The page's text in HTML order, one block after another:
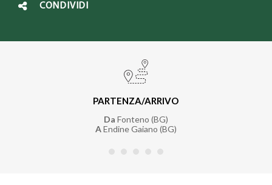
CONDIVIDI
PARTENZA/ARRIVO
Da Fonteno (BG)
AEndine Gaiano (BG)